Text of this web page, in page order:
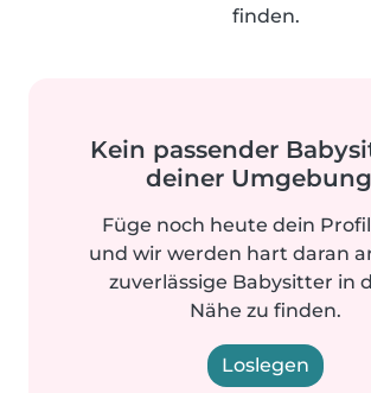
finden.
Kein passender
deiner
Füge noch heute dein
und wir werden hart daran
zuverlässige Babysitter in
Nähe zu finden.
Loslegen